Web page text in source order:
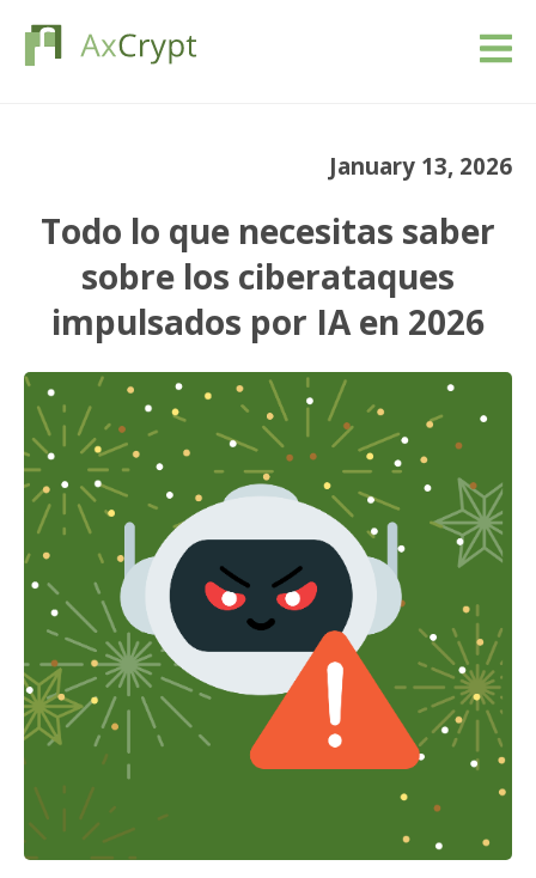
Industrias
Recursos
Blog
Registrarse
January 13, 2026
Todo lo que necesitas saber
sobre los ciberataques
impulsados por IA en 2026